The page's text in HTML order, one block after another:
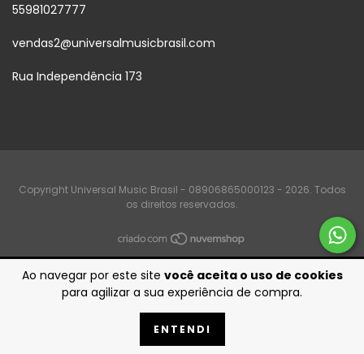
Ao navegar por este site você aceita o uso de cookies
para agilizar a sua experiência de compra.
ENTENDI
55981027777
vendas2@universalmusicbrasil.com
Rua Independência 173
Copyright Universal Music Brasil - 08906865000123 - 2026. Todos
os direitos reservados.